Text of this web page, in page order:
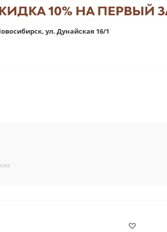
ул. Дунайская 16/1